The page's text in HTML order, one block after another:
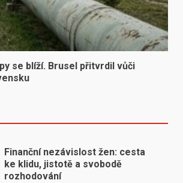
se blíží. Brusel přitvrdil vůči
Finanční nezávislost žen: cesta
ke klidu, jistotě a svobodě
rozhodování